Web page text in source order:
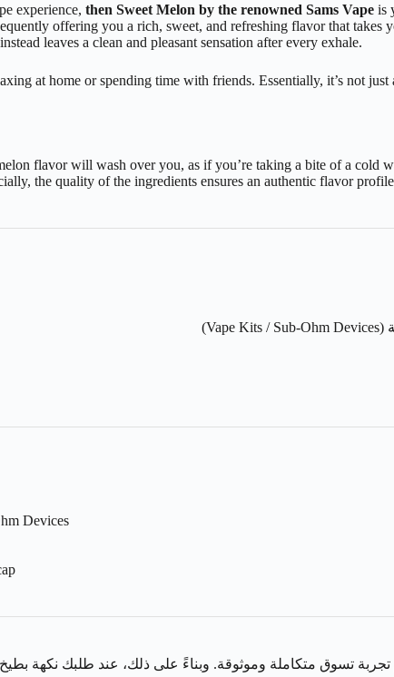
experience, then Sweet Melon by the renowned Sams Vape is
offering you a rich, sweet, and refreshing flavor that
leaves a clean and pleasant sensation after every exhale.
at home or spending time with friends. Essentially, it’s not
flavor will wash over you, as if you’re taking a bite of a cold
the quality of the ingredients ensures an authentic flavor
Devices